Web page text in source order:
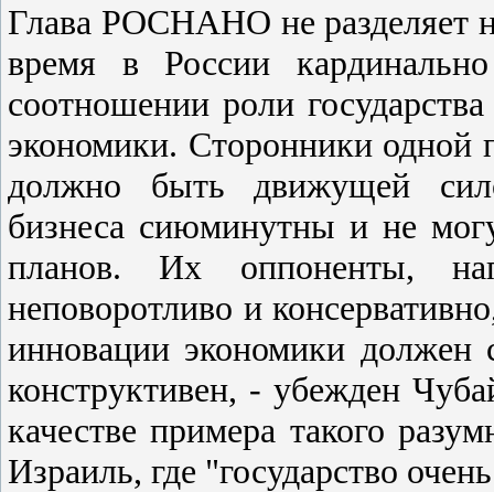
Глава РОСНАНО не разделяет
время в России
соотношении роли
экономики. Сторонники одной
должно быть движущей
бизнеса сиюминутны и не
планов. Их оппоненты,
неповоротливо и
инновации экономики должен
конструктивен, - убежден
качестве примера такого
Израиль, где "государство